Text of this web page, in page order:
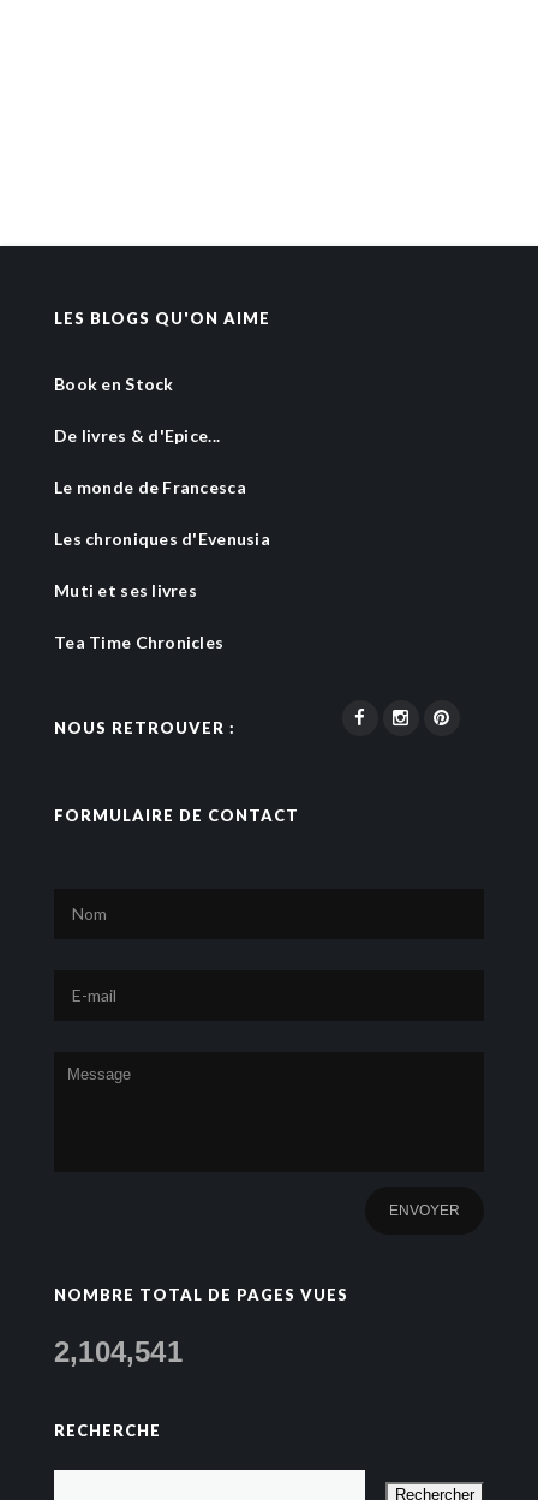
LES BLOGS QU'ON AIME
Book en Stock
De livres & d'Epice...
Le monde de Francesca
Les chroniques d'Evenusia
Muti et ses livres
Tea Time Chronicles
NOUS RETROUVER :
FORMULAIRE DE CONTACT
NOMBRE TOTAL DE PAGES VUES
2,104,541
RECHERCHE